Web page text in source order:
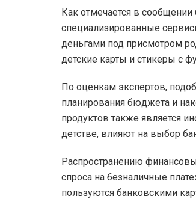
Как отмечается в
специализированные
деньгами под присмотром
детские карты и стикеры с
По оценкам экспертов,
планирования бюджета и
продуктов также является
детстве, влияют на выбор
Распространению
спроса на безналичные
пользуются банковскими